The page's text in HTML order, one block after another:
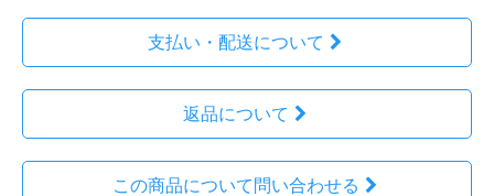
支払い・配送について
返品について
この商品について問い合わせる